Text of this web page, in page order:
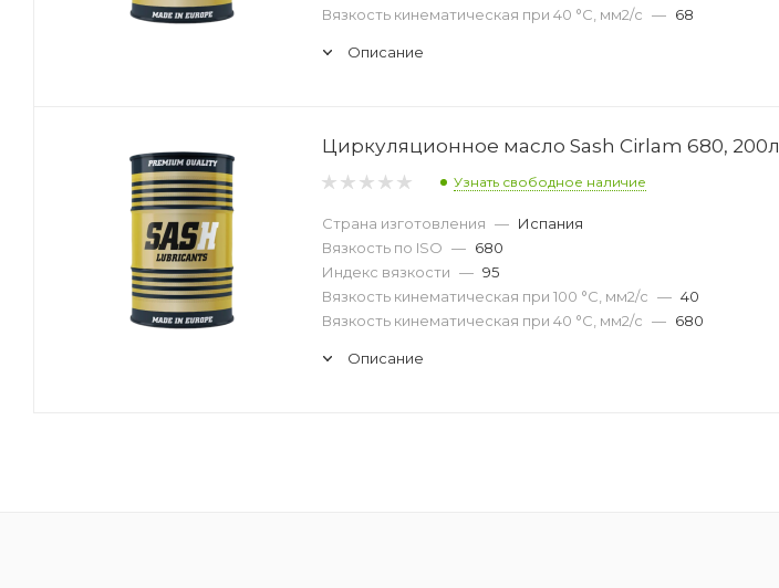
Вязкость кинематическая при 40 °С, мм2/с — 68
Описание
Циркуляционное масло Sash Cirlam 680, 200л
Узнать свободное наличие
Страна изготовления — Испания
Вязкость по ISO — 680
Индекс вязкости — 95
Вязкость кинематическая при 100 °С, мм2/с — 40
Вязкость кинематическая при 40 °С, мм2/с — 680
Описание